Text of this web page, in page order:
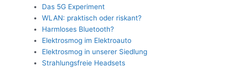
Das 5G Experiment
WLAN: praktisch oder riskant?
Harmloses Bluetooth?
Elektrosmog im Elektroauto
Elektrosmog in unserer Siedlung
Strahlungsfreie Headsets